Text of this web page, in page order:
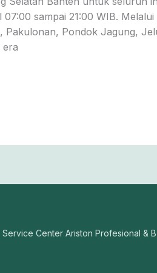
sampai 21:00 WIB.
Pondok Jagung,
era
Center Ariston Profesional &